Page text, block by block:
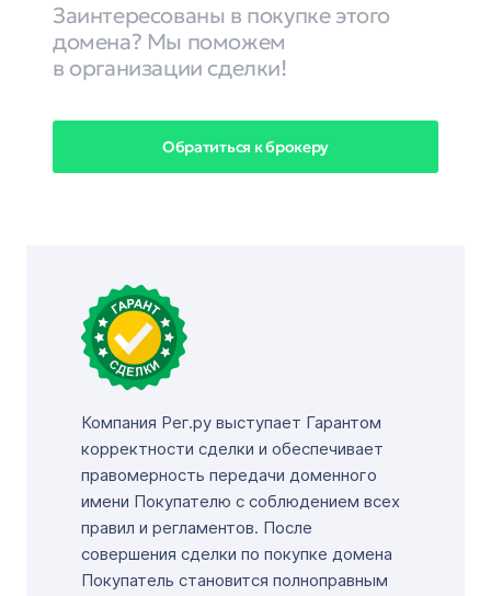
Заинтересованы в покупке этого
домена? Мы поможем
в организации сделки!
Обратиться к брокеру
Компания Рег.ру выступает Гарантом
корректности сделки и обеспечивает
правомерность передачи доменного
имени Покупателю с соблюдением всех
правил и регламентов. После
совершения сделки по покупке домена
Покупатель становится полноправным